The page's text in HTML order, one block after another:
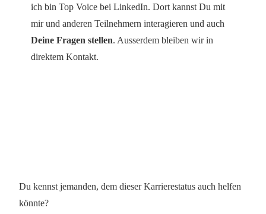
ich bin Top Voice bei LinkedIn. Dort kannst Du mit
mir und anderen Teilnehmern interagieren und auch
Deine Fragen stellen. Ausserdem bleiben wir in
direktem Kontakt.
Du kennst jemanden, dem dieser Karrierestatus auch helfen
könnte?